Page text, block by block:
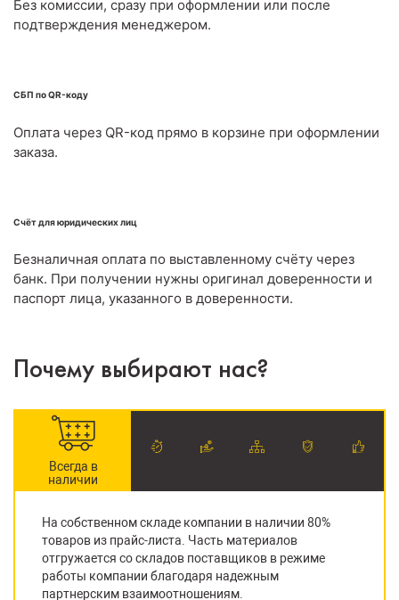
Без комиссии, сразу при оформлении или после
подтверждения менеджером.
СБП по QR-коду
Оплата через QR-код прямо в корзине при оформлении
заказа.
Счёт для юридических лиц
Безналичная оплата по выставленному счёту через
банк. При получении нужны оригинал доверенности и
паспорт лица, указанного в доверенности.
Почему выбирают нас?
Всегда в
наличии
На собственном складе компании в наличии 80%
товаров из прайс-листа. Часть материалов
отгружается со складов поставщиков в режиме
работы компании благодаря надежным
партнерским взаимоотношениям.